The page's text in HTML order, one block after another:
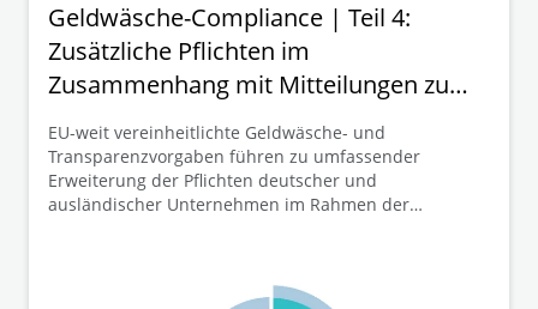
Geldwäsche-Compliance | Teil 4:
Zusätzliche Pflichten im
Zusammenhang mit Mitteilungen zum
Transparenzregister
EU-weit vereinheitlichte Geldwäsche- und
Transparenzvorgaben führen zu umfassender
Erweiterung der Pflichten deutscher und
ausländischer Unternehmen im Rahmen der
Erweiterung bzw. Einführung zusätzlicher Pflichten im